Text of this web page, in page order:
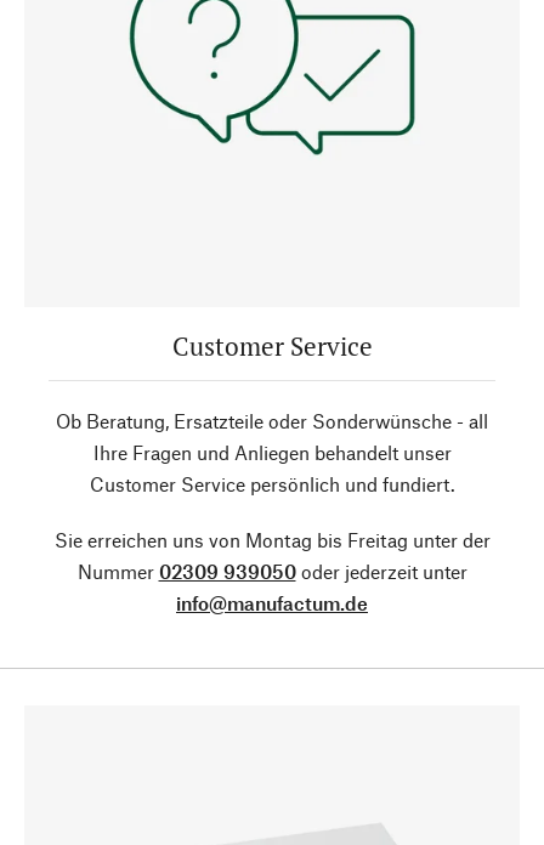
Customer Service
Ob Beratung, Ersatzteile oder Sonderwünsche - all
Ihre Fragen und Anliegen behandelt unser
Customer Service persönlich und fundiert.
Sie erreichen uns von Montag bis Freitag unter der
Nummer 02309 939050oder jederzeit unter
info@manufactum.de